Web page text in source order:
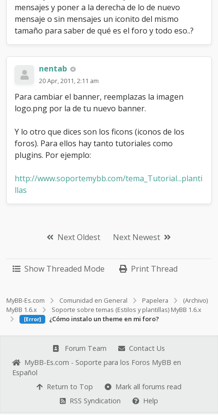
mensajes y poner a la derecha de lo de nuevo
mensaje o sin mensajes un iconito del mismo
tamaño para saber de qué es el foro y todo eso..?
nentab
20 Apr, 2011, 2:11 am
Para cambiar el banner, reemplazas la imagen
logo.png por la de tu nuevo banner.
Y lo otro que dices son los ficons (iconos de los
foros). Para ellos hay tanto tutoriales como
plugins. Por ejemplo:
http://www.soportemybb.com/tema_Tutorial...planti
llas
Next Oldest Next Newest
Show Threaded Mode Print Thread
MyBB-Es.com Comunidad en General Papelera
(Archivo)
MyBB 1.6.x
Soporte sobre temas (Estilos y plantillas) MyBB 1.6.x
[Error] ¿Cómo instalo un theme en mi foro?
Forum Team
Contact Us
MyBB-Es.com - Soporte para los Foros MyBB en
Español
Return to Top
Mark all forums read
RSS Syndication
Help